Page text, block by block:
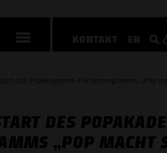
KONTAKT EN
des Popakademie-Förderprogramms „Pop
DES
„POP MACHT